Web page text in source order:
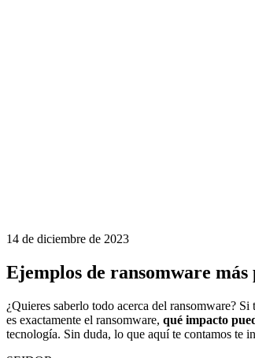
14 de diciembre de 2023
Ejemplos de ransomware
¿Quieres saberlo todo acerca del ransomware?
es exactamente el ransomware, qué impacto
tecnología. Sin duda, lo que aquí te contamos te